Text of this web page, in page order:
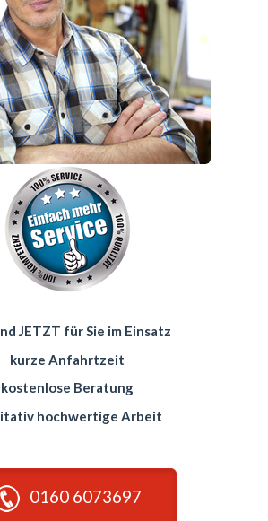
JETZT für Sie im Einsatz
kurze Anfahrtzeit
kostenlose Beratung
hochwertige Arbeit
0160 6073697